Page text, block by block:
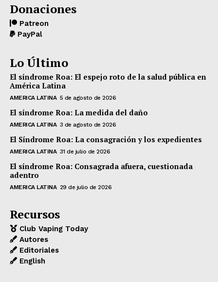
Donaciones
Patreon
PayPal
Lo Último
El síndrome Roa: El espejo roto de la salud pública en
América Latina
AMERICA LATINA 5 de agosto de 2026
El síndrome Roa: La medida del daño
AMERICA LATINA 3 de agosto de 2026
El Síndrome Roa: La consagración y los expedientes
AMERICA LATINA 31 de julio de 2026
El síndrome Roa: Consagrada afuera, cuestionada
adentro
AMERICA LATINA 29 de julio de 2026
Recursos
Club Vaping Today
Autores
Editoriales
English